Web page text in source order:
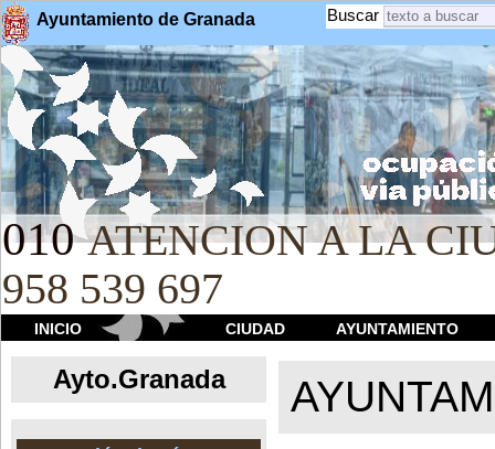
Ayuntamiento de Granada Buscar
010 ATENCION A LA
958 539 697
INICIO CIUDAD AYUNTAMIENTO
Ayto.Granada